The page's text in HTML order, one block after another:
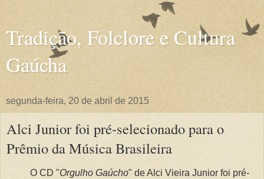
Tradição, Folclore e Cultura
Gaúcha
segunda-feira, 20 de abril de 2015
Alci Junior foi pré-selecionado para o
Prêmio da Música Brasileira
O CD "Orgulho Gaúcho" de Alci Vieira Junior foi pré-